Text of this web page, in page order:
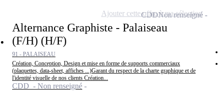
Alternance Graphiste - Palaiseau
(F/H) (H/F)
91 - PALAISEAU
Création, Conception, Design et mise en forme de supports commerciaux
(plaquettes, data-sheet, affiches ...)Garant du respect de la charte graphique et de
l'identité visuelle de nos clients Création...
CDD - Non renseigné
CDDNon renseigné
Ajouter cette offre à ma sélection